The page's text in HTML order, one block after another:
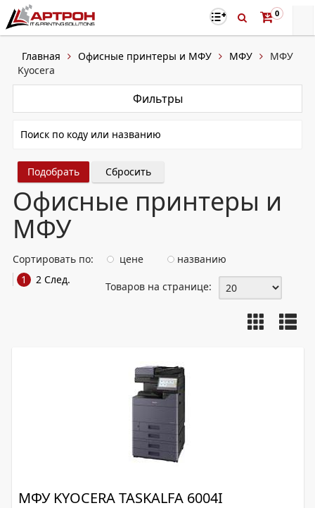
0
Главная Офисные принтеры и МФУ МФУ
МФУ
Kyocera
Фильтры
Сбросить
Офисные принтеры и
МФУ
Сортировать по: цене
названию
1
2 След.
Товаров на странице:
МФУ KYOCERA TASKALFA 6004I